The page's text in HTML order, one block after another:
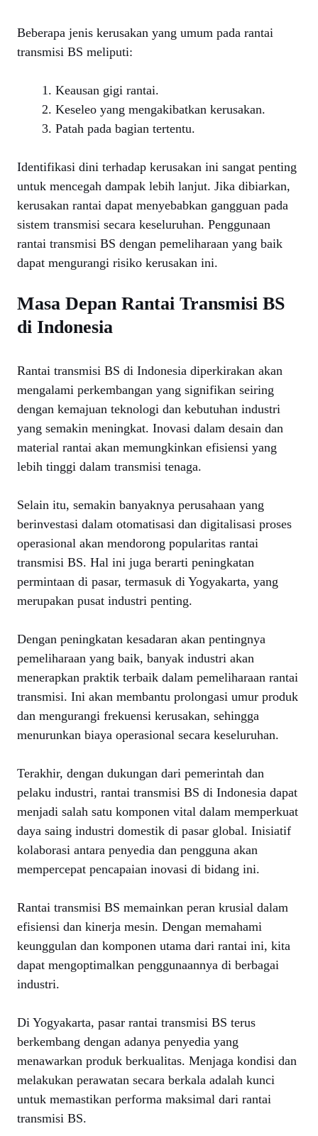
Beberapa jenis kerusakan yang umum pada rantai
transmisi BS meliputi:
Keausan gigi rantai.
Keseleo yang mengakibatkan kerusakan.
Patah pada bagian tertentu.
Identifikasi dini terhadap kerusakan ini sangat penting
untuk mencegah dampak lebih lanjut. Jika dibiarkan,
kerusakan rantai dapat menyebabkan gangguan pada
sistem transmisi secara keseluruhan. Penggunaan
rantai transmisi BS dengan pemeliharaan yang baik
dapat mengurangi risiko kerusakan ini.
Masa Depan Rantai Transmisi BS
di Indonesia
Rantai transmisi BS di Indonesia diperkirakan akan
mengalami perkembangan yang signifikan seiring
dengan kemajuan teknologi dan kebutuhan industri
yang semakin meningkat. Inovasi dalam desain dan
material rantai akan memungkinkan efisiensi yang
lebih tinggi dalam transmisi tenaga.
Selain itu, semakin banyaknya perusahaan yang
berinvestasi dalam otomatisasi dan digitalisasi proses
operasional akan mendorong popularitas rantai
transmisi BS. Hal ini juga berarti peningkatan
permintaan di pasar, termasuk di Yogyakarta, yang
merupakan pusat industri penting.
Dengan peningkatan kesadaran akan pentingnya
pemeliharaan yang baik, banyak industri akan
menerapkan praktik terbaik dalam pemeliharaan rantai
transmisi. Ini akan membantu prolongasi umur produk
dan mengurangi frekuensi kerusakan, sehingga
menurunkan biaya operasional secara keseluruhan.
Terakhir, dengan dukungan dari pemerintah dan
pelaku industri, rantai transmisi BS di Indonesia dapat
menjadi salah satu komponen vital dalam memperkuat
daya saing industri domestik di pasar global. Inisiatif
kolaborasi antara penyedia dan pengguna akan
mempercepat pencapaian inovasi di bidang ini.
Rantai transmisi BS memainkan peran krusial dalam
efisiensi dan kinerja mesin. Dengan memahami
keunggulan dan komponen utama dari rantai ini, kita
dapat mengoptimalkan penggunaannya di berbagai
industri.
Di Yogyakarta, pasar rantai transmisi BS terus
berkembang dengan adanya penyedia yang
menawarkan produk berkualitas. Menjaga kondisi dan
melakukan perawatan secara berkala adalah kunci
untuk memastikan performa maksimal dari rantai
transmisi BS.